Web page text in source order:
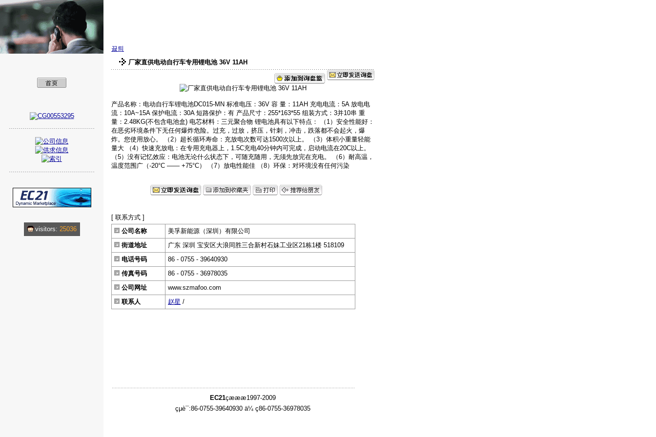
visitors: 25036
끓틔
厂家直供电动自行车专用锂电池 36V 11AH
产品名称：电动自行车锂电池DC015-MN 标准电压：36V 容 量：11AH 充电电流：5A 放电电
流：10A~15A 保护电流：30A 短路保护：有 产品尺寸：255*163*55 组装方式：3并10串 重
量：2.48KG(不包含电池盒) 电芯材料：三元聚合物 锂电池具有以下特点： （1）安全性能好：
在恶劣环境条件下无任何爆炸危险。过充，过放，挤压，针刺，冲击，跌落都不会起火，爆
炸。您使用放心。 （2）超长循环寿命：充放电次数可达1500次以上。 （3）体积小重量轻能
量大 （4）快速充放电：在专用充电器上，1.5C充电40分钟内可完成，启动电流在20C以上。
（5）没有记忆效应：电池无论什么状态下，可随充随用，无须先放完在充电。 （6）耐高温，
温度范围广（-20°C —— +75°C） （7）放电性能佳 （8）环保：对环境没有任何污染
[ 联系方式 ]
公司名称
美孚新能源（深圳）有限公司
街道地址
广东 深圳 宝安区大浪同胜三合新村石妹工业区21栋1楼 518109
电话号码
86 - 0755 - 39640930
传真号码
86 - 0755 - 36978035
公司网址
www.szmafoo.com
联系人
赵星 /
EC21çæææ1997-2009
çµè¯:86-0755-39640930 ä¼ ç86-0755-36978035